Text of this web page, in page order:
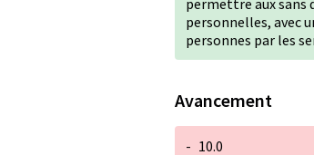
permettre aux sans
personnelles, avec
personnes par les
Avancement
- 10.0